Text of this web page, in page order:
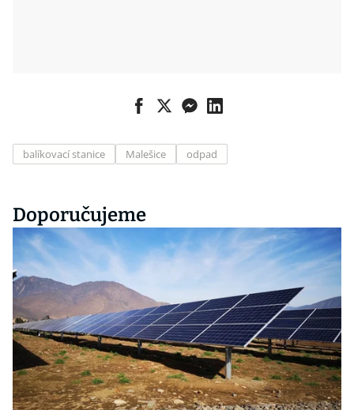
balíkovací stanice Malešice odpad
Doporučujeme